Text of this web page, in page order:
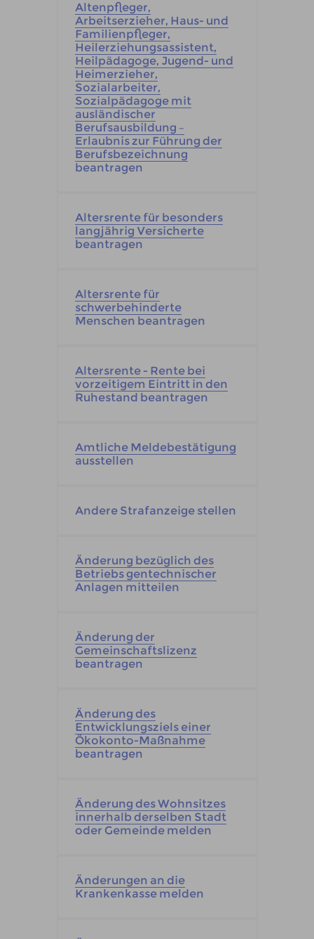
Altenpfleger,
Arbeitserzieher, Haus- und
Familienpfleger,
Heilerziehungsassistent,
Heilpädagoge, Jugend- und
Heimerzieher,
Sozialarbeiter,
Sozialpädagoge mit
ausländischer
Berufsausbildung –
Erlaubnis zur Führung der
Berufsbezeichnung
beantragen
Altersrente für besonders
langjährig Versicherte
beantragen
Altersrente für
schwerbehinderte
Menschen beantragen
Altersrente - Rente bei
vorzeitigem Eintritt in den
Ruhestand beantragen
Amtliche Meldebestätigung
ausstellen
Andere Strafanzeige stellen
Änderung bezüglich des
Betriebs gentechnischer
Anlagen mitteilen
Änderung der
Gemeinschaftslizenz
beantragen
Änderung des
Entwicklungsziels einer
Ökokonto-Maßnahme
beantragen
Änderung des Wohnsitzes
innerhalb derselben Stadt
oder Gemeinde melden
Änderungen an die
Krankenkasse melden